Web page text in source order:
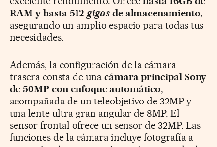
RAM y hasta 512 gigasde almacenamiento,
asegurando un amplio espacio para todas tus
necesidades.
Además, la configuración de la cámara
trasera consta de una cámara principal Sony
de 50MP con enfoque automático,
acompañada de un teleobjetivo de 32MP y
una lente ultra gran angular de 8MP. El
sensor frontal ofrece un sensor de 32MP. Las
funciones de la cámara incluye fotografía a